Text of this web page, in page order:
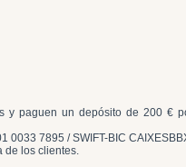
y paguen un depósito de 200 €
0033 7895 / SWIFT-BIC
de los clientes.